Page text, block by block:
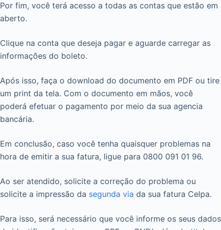
Por fim, você terá acesso a todas as contas que estão em
aberto.
Clique na conta que deseja pagar e aguarde carregar as
informações do boleto.
Após isso, faça o download do documento em PDF ou tire
um print da tela. Com o documento em mãos, você
poderá efetuar o pagamento por meio da sua agencia
bancária.
Em conclusão, caso você tenha quaisquer problemas na
hora de emitir a sua fatura, ligue para 0800 091 01 96.
Ao ser atendido, solicite a correção do problema ou
solicite a impressão da segunda via da sua fatura Celpa.
Para isso, será necessário que você informe os seus dados